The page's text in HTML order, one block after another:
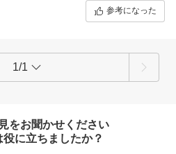
参考になった
1/1
をお聞かせください
役に立ちましたか？